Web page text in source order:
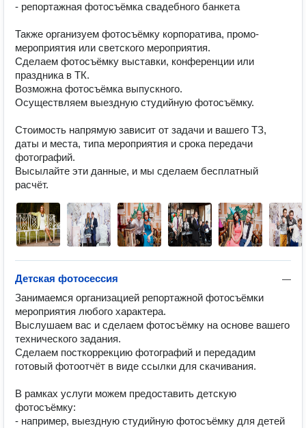
- репортажная фотосъёмка свадебного банкета
Также организуем фотосъёмку корпоратива, промо-
мероприятия или светского мероприятия.
Сделаем фотосъёмку выставки, конференции или
праздника в ТК.
Возможна фотосъёмка выпускного.
Осуществляем выездную студийную фотосъёмку.
Стоимость напрямую зависит от задачи и вашего ТЗ,
даты и места, типа мероприятия и срока передачи
фотографий.
Высылайте эти данные, и мы сделаем бесплатный
расчёт.
—
Детская фотосессия
Занимаемся организацией репортажной фотосъёмки
мероприятия любого характера.
Выслушаем вас и сделаем фотосъёмку на основе вашего
технического задания.
Сделаем посткоррекцию фотографий и передадим
готовый фотоотчёт в виде ссылки для скачивания.
В рамках услуги можем предоставить детскую
фотосъёмку:
- например, выездную студийную фотосъёмку для детей